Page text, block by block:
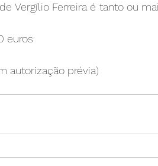
Vergílio Ferreira é tanto ou
euros
autorização prévia)